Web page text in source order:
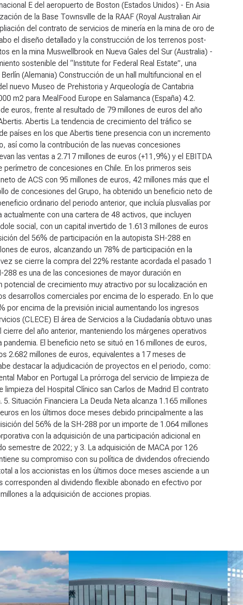
E del aeropuerto de Boston (Estados Unidos) - En Asia
de la Base Townsville de la RAAF (Royal Australian Air
del contrato de servicios de minería en la mina de oro de
el diseño detallado y la construcción de los terrenos post-
en la mina Muswellbrook en Nueva Gales del Sur (Australia) -
sostenible del “Institute for Federal Real Estate”, una
(Alemania) Construcción de un hall multifuncional en el
nuevo Museo de Prehistoria y Arqueología de Cantabria
m2 para MealFood Europe en Salamanca (España) 4.2.
euros, frente al resultado de 79 millones de euros del año
Abertis La tendencia de crecimiento del tráfico se
países en los que Abertis tiene presencia con un incremento
así como la contribución de las nuevas concesiones
las ventas a 2.717 millones de euros (+11,9%) y el EBITDA
de concesiones en Chile. En los primeros seis
de ACS con 95 millones de euros, 42 millones más que el
de concesiones del Grupo, ha obtenido un beneficio neto de
ordinario del periodo anterior, que incluía plusvalías por
con una cartera de 48 activos, que incluyen
social, con un capital invertido de 1.613 millones de euros
del 56% de participación en la autopista SH-288 en
de euros, alcanzando un 78% de participación en la
se cierre la compra del 22% restante acordada el pasado 1
es una de las concesiones de mayor duración en
de crecimiento muy atractivo por su localización en
desarrollos comerciales por encima de lo esperado. En lo que
encima de la previsión inicial aumentando los ingresos
(CLECE) El área de Servicios a la Ciudadanía obtuvo unas
del año anterior, manteniendo los márgenes operativos
El beneficio neto se situó en 16 millones de euros,
2.682 millones de euros, equivalentes a 17 meses de
destacar la adjudicación de proyectos en el periodo, como:
Mabor en Portugal La prórroga del servicio de limpieza de
limpieza del Hospital Clínico san Carlos de Madrid El contrato
5. Situación Financiera La Deuda Neta alcanza 1.165 millones
en los últimos doce meses debido principalmente a las
del 56% de la SH-288 por un importe de 1.064 millones
con la adquisición de una participación adicional en
semestre de 2022; y 3. La adquisición de MACA por 126
su compromiso con su política de dividendos ofreciendo
a los accionistas en los últimos doce meses asciende a un
al dividendo flexible abonado en efectivo por
a la adquisición de acciones propias.